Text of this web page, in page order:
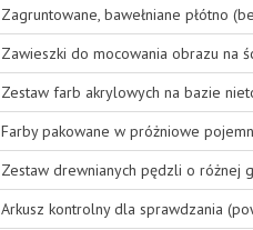
Zagruntowane, bawełniane płótno
Zawieszki do mocowania obrazu na
Zestaw farb akrylowych na bazie
Farby pakowane w próżniowe
Zestaw drewnianych pędzli o różnej
Arkusz kontrolny dla sprawdzania